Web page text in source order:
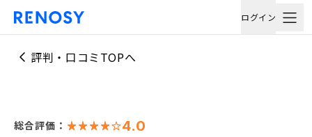
ログイン
評判・口コミTOPへ
総合評価： 4.0